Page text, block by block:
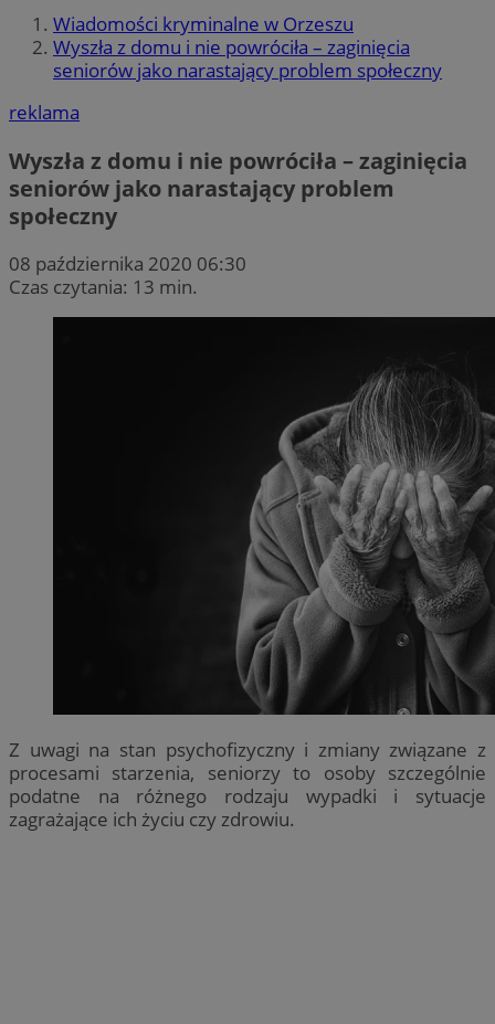
Wiadomości kryminalne w Orzeszu
Wyszła z domu i nie powróciła – zaginięcia
seniorów jako narastający problem społeczny
reklama
Wyszła z domu i nie powróciła – zaginięcia
seniorów jako narastający problem
społeczny
08 października 2020 06:30
Czas czytania: 13 min.
Z uwagi na stan psychofizyczny i zmiany związane z
procesami starzenia, seniorzy to osoby szczególnie
podatne na różnego rodzaju wypadki i sytuacje
zagrażające ich życiu czy zdrowiu.